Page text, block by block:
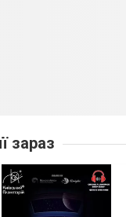
зараз